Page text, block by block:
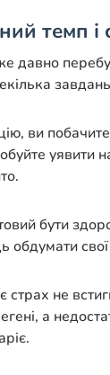
темп
ви
уявити
бути
обдумати
не
а